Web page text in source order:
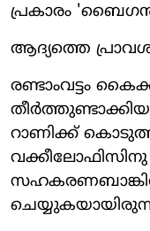
പ്രകാരം
ആദ്യത്തെ
രണ്ടാംവട്ടം
റാണിക്ക്